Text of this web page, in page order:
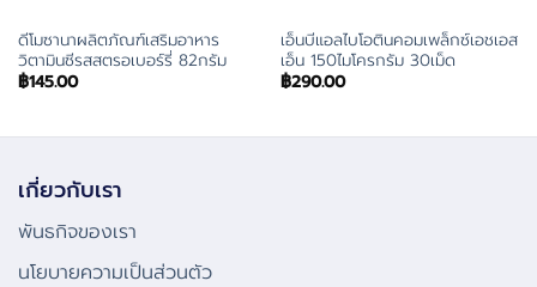
ดีโมซานาผลิตภัณฑ์เสริมอาหาร
วิตามินซีรสสตรอเบอร์รี่ 82กรัม
฿145.00
เอ็นบีแอลไบโอตินคอมเพล็กซ์เอชเอส
เอ็น 150ไมโครกรัม 30เม็ด
฿290.00
เกี่ยวกับเรา
พันธกิจของเรา
นโยบายความเป็นส่วนตัว